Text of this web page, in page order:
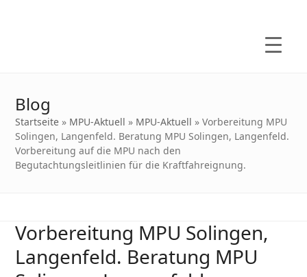
Blog
Startseite » MPU-Aktuell » MPU-Aktuell »Vorbereitung MPU
Solingen, Langenfeld. Beratung MPU Solingen, Langenfeld.
Vorbereitung auf die MPU nach den
Begutachtungsleitlinien für die Kraftfahreignung.
Vorbereitung MPU Solingen,
Langenfeld. Beratung MPU